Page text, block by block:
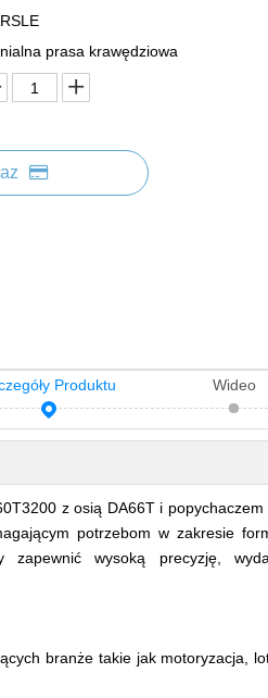
prasa krawędziowa
Produktu Wideo
z osią DA66T i popychaczem
potrzebom w zakresie
zapewnić wysoką precyzję,
branże takie jak motoryzacja,